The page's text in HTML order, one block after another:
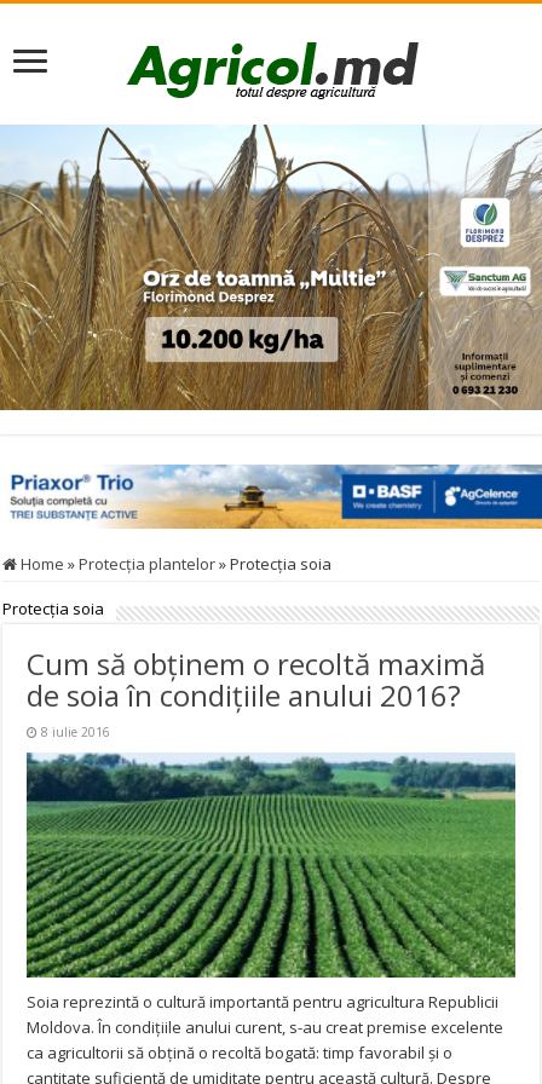
Home »Protecţia plantelor»Protecţia soia
Protecţia soia
Cum să obţinem o recoltă maximă
de soia în condiţiile anului 2016?
8 iulie 2016
Soia reprezintă o cultură importantă pentru agricultura Republicii
Moldova. În condiţiile anului curent, s-au creat premise excelente
ca agricultorii să obţină o recoltă bogată: timp favorabil şi o
cantitate suficientă de umiditate pentru această cultură. Despre